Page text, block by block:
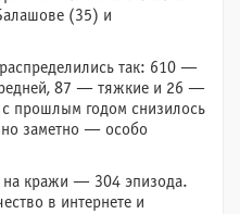
(35) и
так: 610 —
87 — тяжкие и 26 —
прошлым годом снизилось
заметно — особо
на кражи — 304 эпизода.
в интернете и